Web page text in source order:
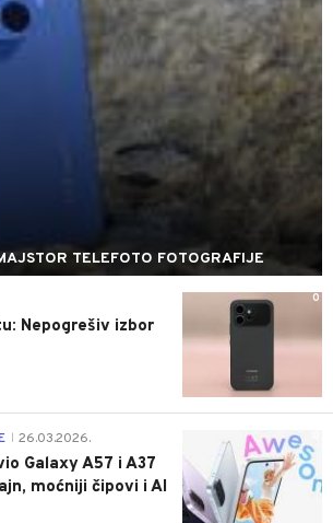
TELEFOTO FOTOGRAFIJE
0
Nepogrešiv izbor
26.03.2026.
Galaxy A57 i A37
moćniji čipovi i AI